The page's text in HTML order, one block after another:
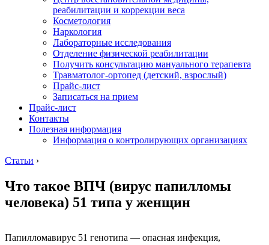
реабилитации и коррекции веса
Косметология
Наркология
Лабораторные исследования
Отделение физической реабилитации
Получить консультацию мануального терапевта
Травматолог-ортопед (детский, взрослый)
Прайс-лист
Записаться на прием
Прайс-лист
Контакты
Полезная информация
Информация о контролирующих организациях
Статьи ›
Что такое ВПЧ (вирус папилломы
человека) 51 типа у женщин
Папилломавирус 51 генотипа — опасная инфекция,